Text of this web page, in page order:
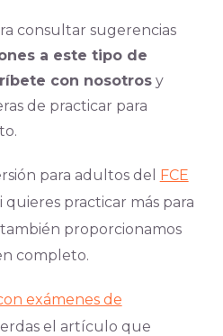
consultar sugerencias
a este tipo de
con nosotrosy
de practicar para
para adultos del FCE
quieres practicar más para
también proporcionamos
completo.
exámenes de
el artículo que